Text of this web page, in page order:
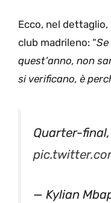
Ecco, nel
club madrileno: “
quest’anno, non
si verificano, è
Quarter-
— Kylian